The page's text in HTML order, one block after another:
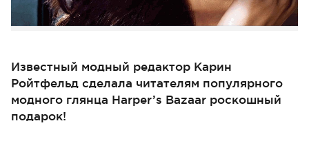
Известный модный редактор Карин
Ройтфельд сделала читателям популярного
модного глянца Harper’s Bazaar роскошный
подарок!